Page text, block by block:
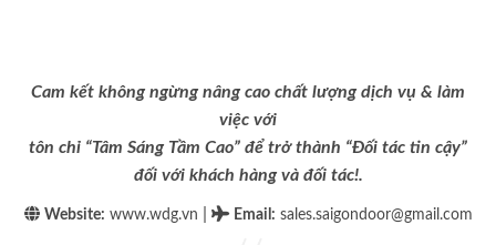
Cam kết không ngừng nâng cao chất lượng dịch vụ & làm
việc với
tôn chỉ “Tâm Sáng Tầm Cao” để trở thành “Đối tác tin cậy”
đối với khách hàng và đối tác!.
Website: www.wdg.vn Email : sales.saigondoor@gmail.com